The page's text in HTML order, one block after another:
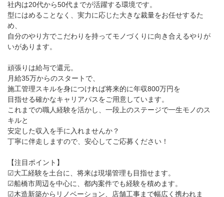
社内は20代から50代までが活躍する環境です。
型にはめることなく、実力に応じた大きな裁量をお任せするた
め、
自分のやり方でこだわりを持ってモノづくりに向き合えるやりが
いがあります。
頑張りは給与で還元。
月給35万からのスタートで、
施工管理スキルを身につければ将来的に年収800万円を
目指せる確かなキャリアパスをご用意しています。
これまでの職人経験を活かし、一段上のステージで一生モノのス
キルと
安定した収入を手に入れませんか？
丁寧に伴走しますので、安心してご応募ください！
【注目ポイント】
☑大工経験を土台に、将来は現場管理も目指せます。
☑船橋市周辺を中心に、都内案件でも経験を積めます。
☑木造新築からリノベーション、店舗工事まで幅広く携われま